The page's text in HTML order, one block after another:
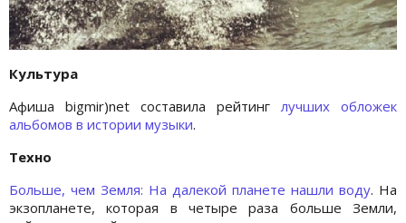
Культура
Афиша bigmir)net составила рейтинг лучших обложек
альбомов в истории музыки.
Техно
Больше, чем Земля: На далекой планете нашли воду. На
экзопланете, которая в четыре раза больше Земли,